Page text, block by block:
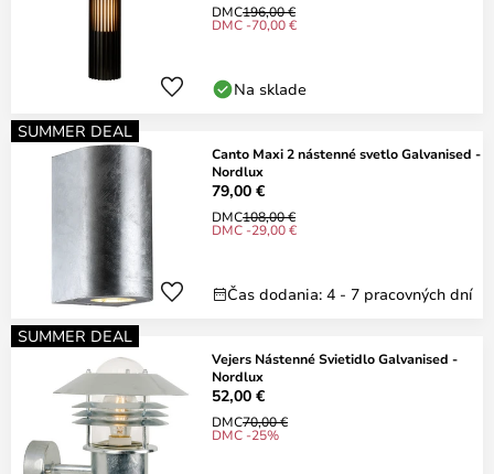
DMC196,00 €
DMC -70,00 €
Na sklade
SUMMER DEAL
Canto Maxi 2 nástenné svetlo Galvanised -
Nordlux
79,00 €
DMC108,00 €
DMC -29,00 €
Čas dodania: 4 - 7 pracovných dní
SUMMER DEAL
Vejers Nástenné Svietidlo Galvanised -
Nordlux
52,00 €
DMC70,00 €
DMC -25%